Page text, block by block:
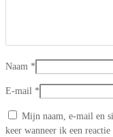
Naam *
E-mail *
Mijn naam, e-mail en
keer wanneer ik een reactie